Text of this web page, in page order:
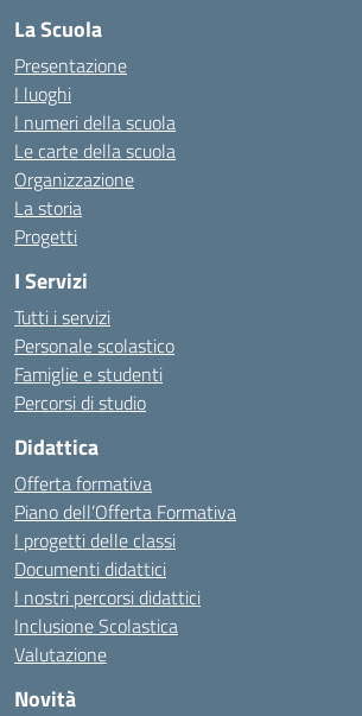
La Scuola
Presentazione
I luoghi
I numeri della scuola
Le carte della scuola
Organizzazione
La storia
Progetti
I Servizi
Tutti i servizi
Personale scolastico
Famiglie e studenti
Percorsi di studio
Didattica
Offerta formativa
Piano dell’Offerta Formativa
I progetti delle classi
Documenti didattici
I nostri percorsi didattici
Inclusione Scolastica
Valutazione
Novità